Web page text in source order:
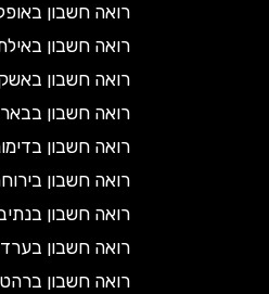
רואה חשבון באופקים
רואה חשבון באילת
רואה חשבון באשקלון
רואה חשבון בבאר שבע
רואה חשבון בדימונה
רואה חשבון בירוחם
רואה חשבון בנתיבות
רואה חשבון בערד
רואה חשבון ברהט